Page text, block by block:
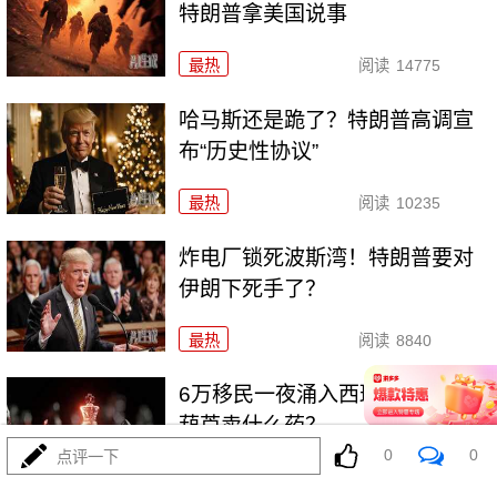
特朗普拿美国说事
最热 阅读 14775
哈马斯还是跪了？特朗普高调宣
布“历史性协议”
最热 阅读 10235
炸电厂锁死波斯湾！特朗普要对
伊朗下死手了？
最热 阅读 8840
6万移民一夜涌入西班牙，摩洛哥
葫芦卖什么药？
最热
点评一下 0 0